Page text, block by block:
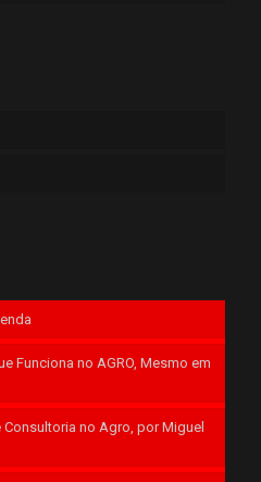
Funciona no AGRO, Mesmo em
no Agro, por Miguel